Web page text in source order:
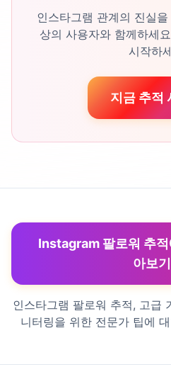
인스타그램 관계의 진실
상의 사용자와 함께하세
시작하
지금 추적
Instagram 팔로워 추
아보기
인스타그램 팔로워 추적, 고급
니터링을 위한 전문가 팁에